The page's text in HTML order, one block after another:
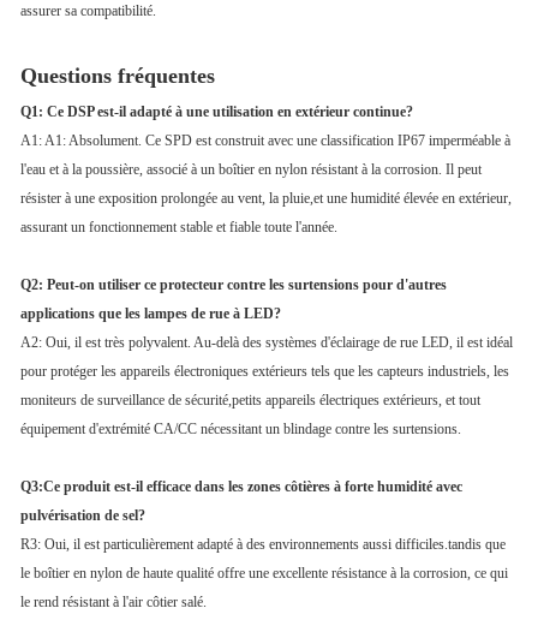
assurer sa compatibilité.
Questions fréquentes
Q1: Ce DSP est-il adapté à une utilisation en extérieur continue?
A1: A1: Absolument. Ce SPD est construit avec une classification IP67 imperméable à
l'eau et à la poussière, associé à un boîtier en nylon résistant à la corrosion. Il peut
résister à une exposition prolongée au vent, la pluie,et une humidité élevée en extérieur,
assurant un fonctionnement stable et fiable toute l'année.
Q2: Peut-on utiliser ce protecteur contre les surtensions pour d'autres
applications que les lampes de rue à LED?
A2: Oui, il est très polyvalent. Au-delà des systèmes d'éclairage de rue LED, il est idéal
pour protéger les appareils électroniques extérieurs tels que les capteurs industriels, les
moniteurs de surveillance de sécurité,petits appareils électriques extérieurs, et tout
équipement d'extrémité CA/CC nécessitant un blindage contre les surtensions.
Q3:Ce produit est-il efficace dans les zones côtières à forte humidité avec
pulvérisation de sel?
R3: Oui, il est particulièrement adapté à des environnements aussi difficiles.tandis que
le boîtier en nylon de haute qualité offre une excellente résistance à la corrosion, ce qui
le rend résistant à l'air côtier salé.